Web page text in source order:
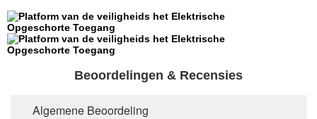
Beoordelingen & Recensies
Algemene Beoordeling